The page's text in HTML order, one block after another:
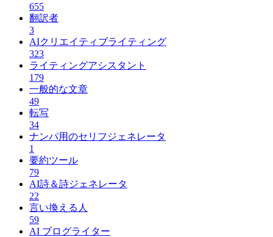
655
翻訳者
3
AIクリエイティブライティング
323
ライティングアシスタント
179
一般的な文章
49
転写
34
ナンパ用のセリフジェネレータ
1
要約ツール
79
AI詩＆詩ジェネレータ
22
言い換える人
59
AI ブログライター